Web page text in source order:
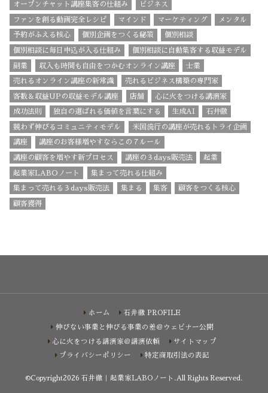
オープンチャット講座集客の仕組み ビジネス
ファンを創る動画完全レシピ マインド マーケティング メンタル
予約がふえる核心 個別企画をつくる秘策 個別相談
個別相談に毎日申込が入る仕組み 個別相談に自動集客する収益モデル
副業 収入も時間も自由をつかむオンライン講座 士業
売れるオンライン講座の新常識 売れるビジネス構築の専門家
客数＆収益UPの収益モデル講座 店舗 心に火をつける講演家
成功法則 独自の選ばれる価値を言葉にする 生成AI 石井徹
競わず伸びるコミュニティモデル 米国流行の講座が売れるトライ企画
講座 講座のお客様増やすならこの７ルール
講座の顧客を増やす新プロセス 講座の３days販売法 起業
起業家LABOノート 集まって売れる仕組み
集まって売れる３days販売法 集まる 集客 顧客をつくる核心
顧客獲得
ホーム
石井徹 PROFILE
伸びない事業と伸びる事業の差＠ウェビナー公開
心に火をつける講演家＠講演依頼
サイトマップ
プライバシーポリシー
特定商取引法の表記
©Copyright2026 石井徹｜起業家LABOノート .All Rights Reserved.